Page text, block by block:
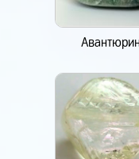
Авантюрин